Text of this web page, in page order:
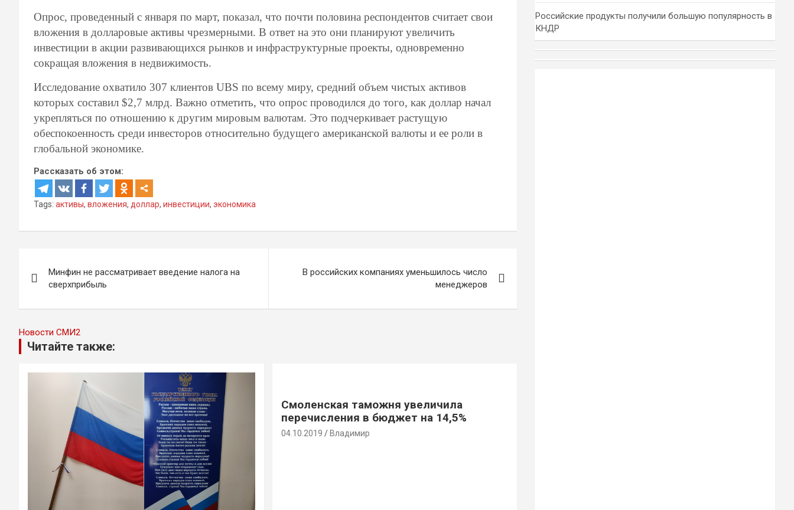
Опрос, проведенный с января по март, показал, что почти половина респондентов считает свои
вложения в долларовые активы чрезмерными. В ответ на это они планируют увеличить
инвестиции в акции развивающихся рынков и инфраструктурные проекты, одновременно
сокращая вложения в недвижимость.
Исследование охватило 307 клиентов UBS по всему миру, средний объем чистых активов
которых составил $2,7 млрд. Важно отметить, что опрос проводился до того, как доллар начал
укрепляться по отношению к другим мировым валютам. Это подчеркивает растущую
обеспокоенность среди инвесторов относительно будущего американской валюты и ее роли в
глобальной экономике.
Рассказать об этом:
Tags: активы, вложения, доллар, инвестиции, экономика
по
записям
Минфин не рассматривает введение налога на
сверхприбыль
В российских компаниях уменьшилось число
менеджеров
Новости СМИ2
Читайте также:
Смоленская таможня увеличила
перечисления в бюджет на 14,5%
04.10.2019 Владимир
Российские продукты получили большую популярность в
КНДР